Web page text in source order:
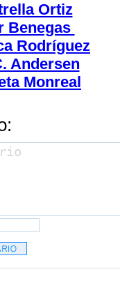
Ortiz
Benegas
Rodríguez
Andersen
Monreal